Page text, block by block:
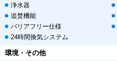
浄水器
追焚機能
バリアフリー仕様
24時間換気システム
環境・その他